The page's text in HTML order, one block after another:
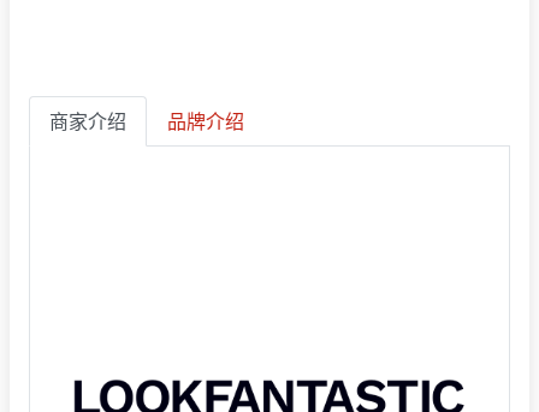
商家介绍 品牌介绍